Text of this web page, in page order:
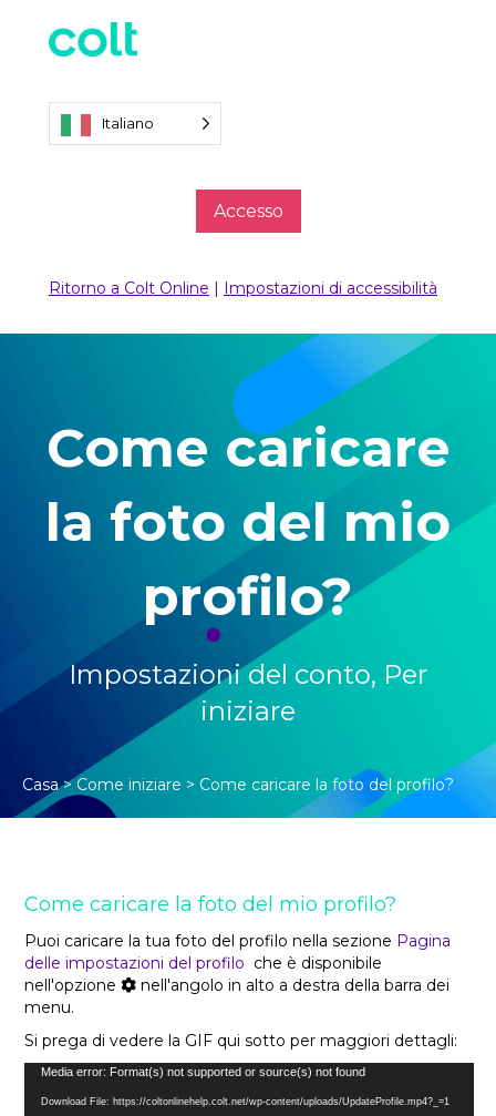
Italiano
Accesso
Ritorno a Colt Online Impostazioni di accessibilità
Come caricare
la foto del mio
profilo?
Impostazioni del conto, Per
iniziare
Casa> Come iniziare > Come caricare la foto del profilo?
Come caricare la foto del mio profilo?
Puoi caricare la tua foto del profilo nella sezione Pagina
delle impostazioni del profilo che è disponibile
nell'opzione
nell'angolo in alto a destra della barra dei
menu.
Si prega di vedere la GIF qui sotto per maggiori dettagli:
Video
Player
Media error: Format(s) not supported or source(s) not found
Download File: https://coltonlinehelp.colt.net/wp-content/uploads/UpdateProfile.mp4?_=1